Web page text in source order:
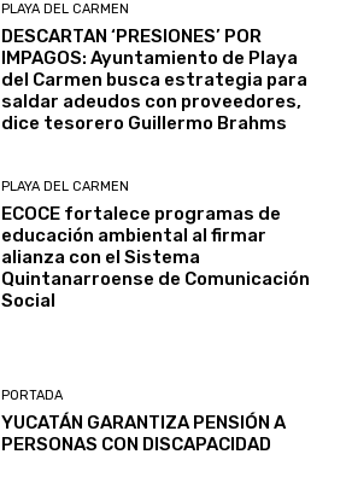
PLAYA DEL CARMEN
DESCARTAN ‘PRESIONES’ POR
IMPAGOS: Ayuntamiento de Playa
del Carmen busca estrategia para
saldar adeudos con proveedores,
dice tesorero Guillermo Brahms
PLAYA DEL CARMEN
ECOCE fortalece programas de
educación ambiental al firmar
alianza con el Sistema
Quintanarroense de Comunicación
Social
PORTADA
YUCATÁN GARANTIZA PENSIÓN A
PERSONAS CON DISCAPACIDAD